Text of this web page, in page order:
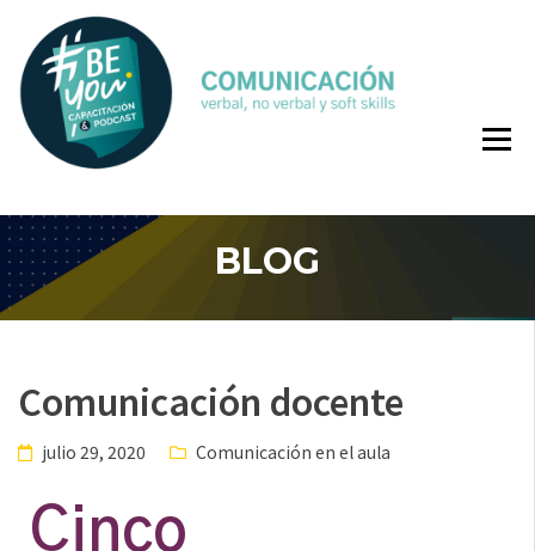
BLOG
Comunicación docente
julio 29, 2020 Comunicación en el aula
Cinco